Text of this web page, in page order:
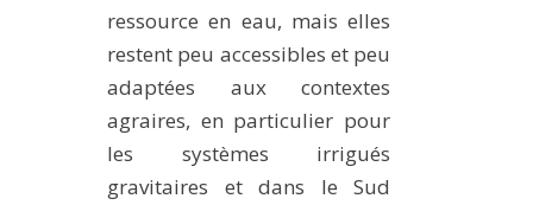
ressource en eau, mais elles
restent peu accessibles et peu
adaptées aux contextes
agraires, en particulier pour
les systèmes irrigués
gravitaires et dans le Sud